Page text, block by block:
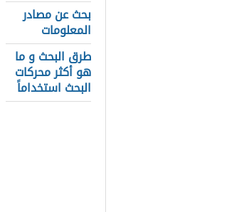
بحث عن مصادر
المعلومات
طرق البحث و ما
هو أكثر محركات
البحث استخداماً